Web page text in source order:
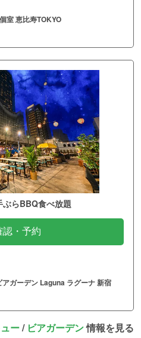
室 恵比寿TOKYO
らBBQ食べ放題
認・予約
ガーデン Laguna ラグーナ 新宿
ー/ ビアガーデン情報を見る